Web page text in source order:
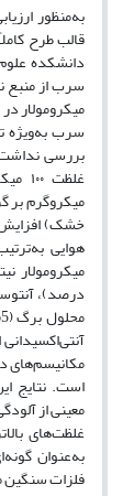
به‌منظور
قالب طرح
میکرومولار
بررسی
خشک)
مکانیسم‌های
است. نتایج
غلظت‌های
به‌عنوان
فلزات سنگین